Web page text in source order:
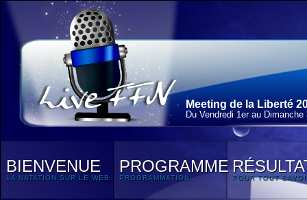
Meeting de la Liberté
Du Vendredi 1erau Dimanche
BIENVENUE
LA NATATION SUR LE WEB
PROGRAMME
PROGRAMMATION POUR TOUT